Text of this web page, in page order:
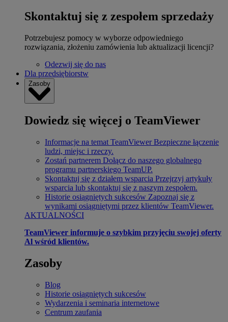
Skontaktuj się z zespołem sprzedaży
Potrzebujesz pomocy w wyborze odpowiedniego
rozwiązania, złożeniu zamówienia lub aktualizacji licencji?
Odezwij się do nas
Dla przedsiębiorstw
Zasoby
Dowiedz się więcej o TeamViewer
Informacje na temat TeamViewer Bezpieczne łączenie
ludzi, miejsc i rzeczy.
Zostań partnerem Dołącz do naszego globalnego
programu partnerskiego TeamUP.
Skontaktuj się z działem wsparcia Przejrzyj artykuły
wsparcia lub skontaktuj się z naszym zespołem.
Historie osiągniętych sukcesów Zapoznaj się z
wynikami osiągniętymi przez klientów TeamViewer.
AKTUALNOŚCI
TeamViewer informuje o szybkim przyjęciu swojej oferty
Al wśród klientów.
Zasoby
Blog
Historie osiągniętych sukcesów
Wydarzenia i seminaria internetowe
Centrum zaufania